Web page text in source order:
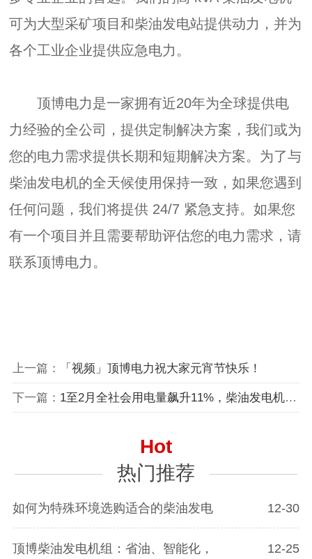
可为大型采矿项目和柴油发电站提供动力，并为
各个工业企业提供应急电力。
顶博电力是一家拥有近20年为全球提供电
力经验的全公司，提供定制解决方案，我们或为
您的电力需求提供长期和短期解决方案。为了与
柴油发电机的全天候使用保持一致，如果您遇到
任何问题，我们将提供 24/7 紧急支持。如果您
有一个项目并且需要帮助评估您的电力需求，请
联系顶博电力。
上一篇： 「视频」顶博电力祝大家元宵节快乐！
下一篇： 1至2月全社会用电量飙升11%，柴油发电机组成企业稳定电力保障关键
Hot
热门推荐
如何为特殊环境选购适合的柴油发电 12-30
顶博柴油发电机组：省油、智能化， 12-25